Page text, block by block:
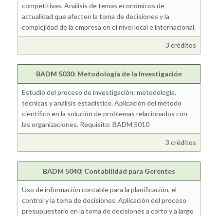
competitivas. Análisis de temas económicos de
actualidad que afecten la toma de decisiones y la
complejidad de la empresa en el nivel local e internacional.
3 créditos
BADM 5030: Metodología de la Investigación
Estudio del proceso de investigación: metodología,
técnicas y análisis estadístico. Aplicación del método
científico en la solución de problemas relacionados con
las organizaciones. Requisito: BADM 5010
3 créditos
BADM 5040: Contabilidad para Gerentes
Uso de información contable para la planificación, el
control y la toma de decisiones. Aplicación del proceso
presupuestario en la toma de decisiones a corto y a largo